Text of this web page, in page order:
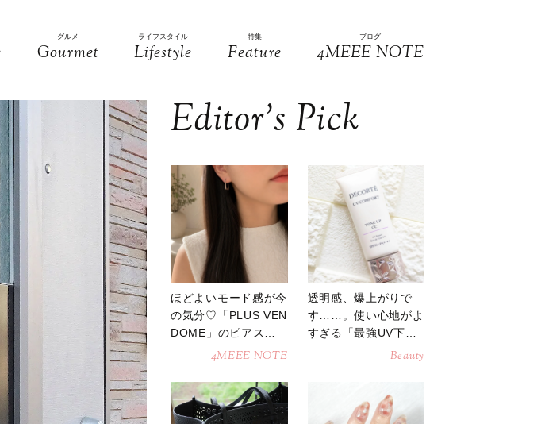
グルメ
Gourmet
ライフスタイル
Lifestyle
特集
Feature
ブログ
4MEEE NOTE
Editor’s Pick
ほどよいモード感が今
の気分♡「PLUS VEN
DOME」のピアスが
4MEEE NOTE
透明感、爆上がりで
す……。使い心地がよ
すぎる「最強UV下
Beauty